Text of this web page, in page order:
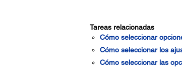
Tareas relacionadas
Cómo seleccionar
Cómo seleccionar los
Cómo seleccionar las